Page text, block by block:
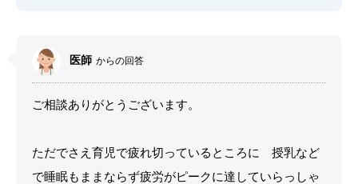
医師 からの回答
ご相談ありがとうございます。
ただでさえ育児で疲れ切っているところに 授乳など
で睡眠もままならず疲労がピークに達していらっしゃ